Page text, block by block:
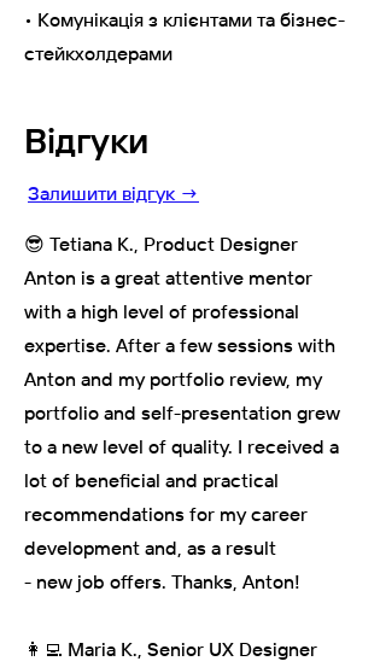
• Комунікація з клієнтами та бізнес-
стейкхолдерами
Відгуки
😎 Tetiana K., Product Designer
Anton is a great attentive mentor
with a high level of professional
expertise. After a few sessions with
Anton and my portfolio review, my
portfolio and self-presentation grew
to a new level of quality. I received a
lot of beneficial and practical
recommendations for my career
development and, as a result
- new job offers. Thanks, Anton!
👩‍💻 Maria K., Senior UX Designer
Залишити відгук →